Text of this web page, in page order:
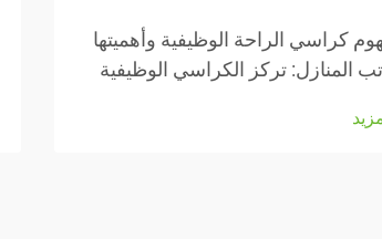
كراسي الراحة الوظيفية وأهميتها
المنازل: تركز الكراسي الوظيفية
وهي مزودة بعديد من الأجزاء